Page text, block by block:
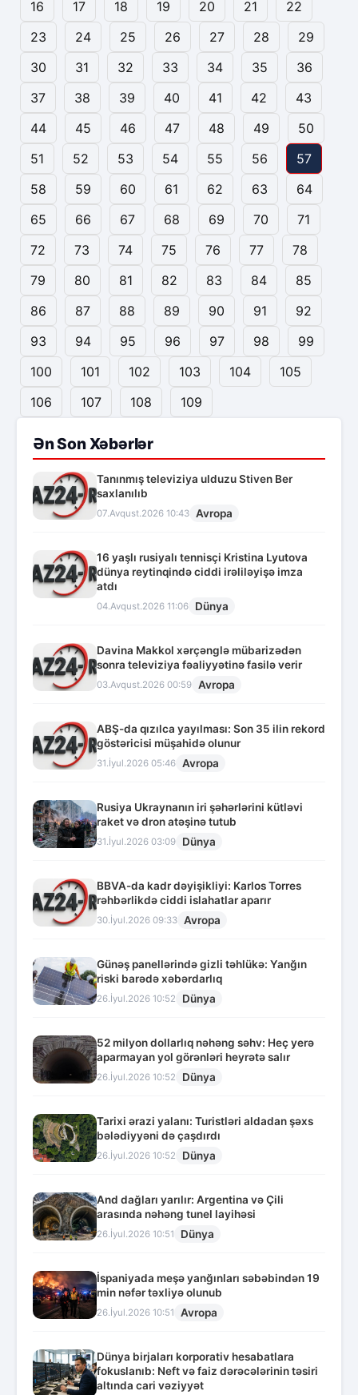
16 17 18 19 20 21
22
23
24 25 26 27 28
29
30
31 32 33 34 35
36
37
38 39 40 41 42
43
44
45 46 47 48 49
50
51
52 53 54 55 56
57
58
59 60 61 62 63
64
65
66 67 68 69 70
71
72
73 74 75 76 77
78
79
80 81 82 83 84
85
86
87 88 89 90 91
92
93
94 95 96 97 98
99
100
101 102 103 104
105
106
107 108 109
Ən Son Xəbərlər
Tanınmış televiziya ulduzu Stiven Ber
saxlanılıb
07.Avqust.2026 10:43 Avropa
16 yaşlı rusiyalı tennisçi Kristina Lyutova
dünya reytinqində ciddi irəliləyişə imza
atdı
04.Avqust.2026 11:06 Dünya
Davina Makkol xərçənglə mübarizədən
sonra televiziya fəaliyyətinə fasilə verir
03.Avqust.2026 00:59 Avropa
ABŞ-da qızılca yayılması: Son 35 ilin rekord
göstəricisi müşahidə olunur
31.İyul.2026 05:46 Avropa
Rusiya Ukraynanın iri şəhərlərini kütləvi
raket və dron atəşinə tutub
31.İyul.2026 03:09 Dünya
BBVA-da kadr dəyişikliyi: Karlos Torres
rəhbərlikdə ciddi islahatlar aparır
30.İyul.2026 09:33 Avropa
Günəş panellərində gizli təhlükə: Yanğın
riski barədə xəbərdarlıq
26.İyul.2026 10:52 Dünya
52 milyon dollarlıq nəhəng səhv: Heç yerə
aparmayan yol görənləri heyrətə salır
26.İyul.2026 10:52 Dünya
Tarixi ərazi yalanı: Turistləri aldadan şəxs
bələdiyyəni də çaşdırdı
26.İyul.2026 10:52 Dünya
And dağları yarılır: Argentina və Çili
arasında nəhəng tunel layihəsi
26.İyul.2026 10:51 Dünya
İspaniyada meşə yanğınları səbəbindən 19
min nəfər təxliyə olunub
26.İyul.2026 10:51 Avropa
Dünya birjaları korporativ hesabatlara
fokuslanıb: Neft və faiz dərəcələrinin təsiri
altında cari vəziyyət